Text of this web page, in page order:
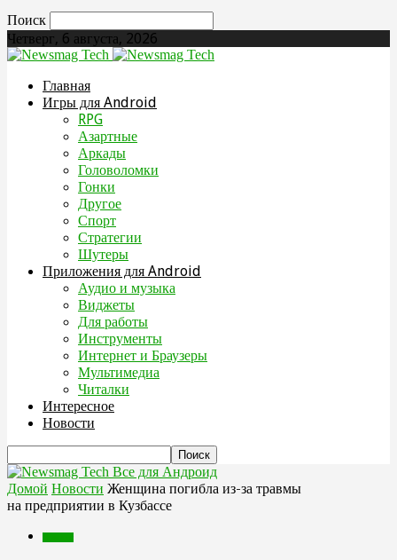
Поиск
Четверг, 6 августа, 2026
Главная
Игры для Android
RPG
Азартные
Аркады
Головоломки
Гонки
Другое
Спорт
Стратегии
Шутеры
Приложения для Android
Аудио и музыка
Виджеты
Для работы
Инструменты
Интернет и Браузеры
Мультимедиа
Читалки
Интересное
Новости
Все для Андроид
Домой Новости Женщина погибла из-за травмы
на предприятии в Кузбассе